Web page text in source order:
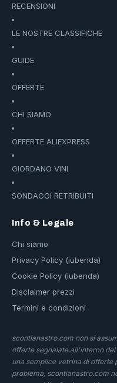
RECENSIONI
LE NOSTRE CLASSIFICHE
GUIDE
OFFERTE
CHI SIAMO
OFFERTE ALIEXPRESS
GIORDANO VINI
SONDAGGI RETRIBUITI
Info & Legale
Chi siamo
Privacy Policy (iubenda)
Cookie Policy (iubenda)
Disclaimer prezzi
Termini e condizioni
scontianastro.com non si
offerte segnalate all'interno
una semplice vetrina di offerte
problema, scontianastro.com